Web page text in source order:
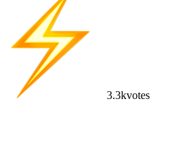
3.3kvotes